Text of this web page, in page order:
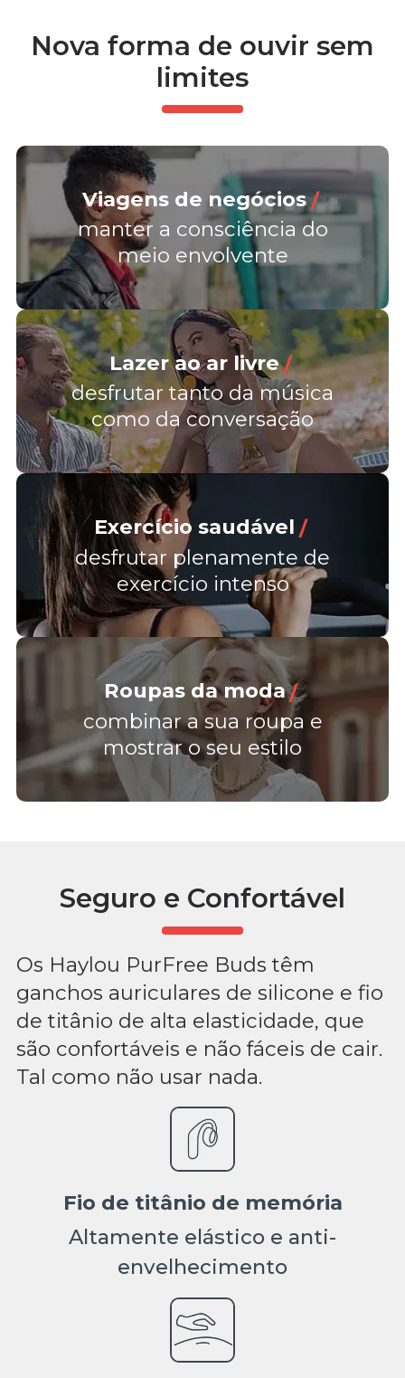
Nova forma de ouvir sem
limites
Viagens de negócios/
manter a consciência do
meio envolvente
Lazer ao ar livre/
desfrutar tanto da música
como da conversação
Exercício saudável /
desfrutar plenamente de
exercício intenso
Roupas da moda/
combinar a sua roupa e
mostrar o seu estilo
Seguro e Confortável
Os Haylou PurFree Buds têm
ganchos auriculares de silicone e fio
de titânio de alta elasticidade, que
são confortáveis e não fáceis de cair.
Tal como não usar nada.
Fio de titânio de memória
Altamente elástico e anti-
envelhecimento